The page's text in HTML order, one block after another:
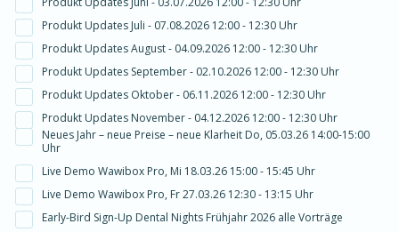
Produkt Updates Juli - 07.08.2026 12:00 - 12:30 Uhr
Produkt Updates August - 04.09.2026 12:00 - 12:30 Uhr
Produkt Updates September - 02.10.2026 12:00 - 12:30 Uhr
Produkt Updates Oktober - 06.11.2026 12:00 - 12:30 Uhr
Produkt Updates November - 04.12.2026 12:00 - 12:30 Uhr
Neues Jahr – neue Preise – neue Klarheit Do, 05.03.26 14:00-15:00
Uhr
Live Demo Wawibox Pro, Mi 18.03.26 15:00 - 15:45 Uhr
Live Demo Wawibox Pro, Fr 27.03.26 12:30 - 13:15 Uhr
Early-Bird Sign-Up Dental Nights Frühjahr 2026 alle Vorträge